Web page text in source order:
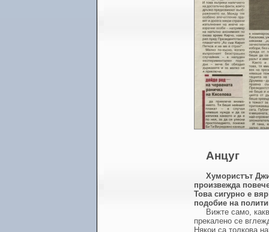
Анцуг
Хумористът
произвежда
Това сигурно е
подобие на
Вижте само,
прекалено се
Някои са толкова